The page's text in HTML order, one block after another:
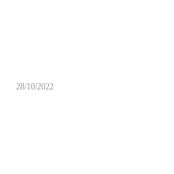
28/10/2022